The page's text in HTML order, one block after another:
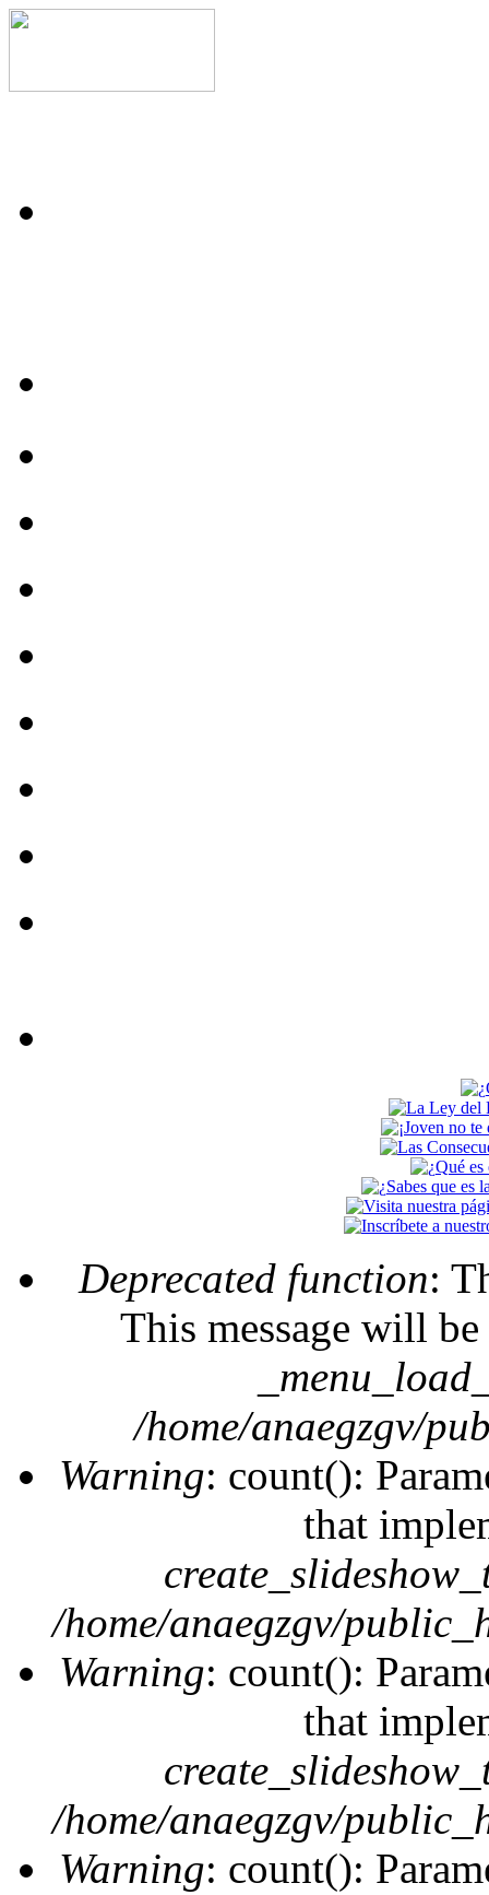
Error message
Deprecated function:
This message will
/home/anaegzgv/
Warning: count():
that
/home/anaegzgv/
Warning: count():
that
/home/anaegzgv/
Warning: count():